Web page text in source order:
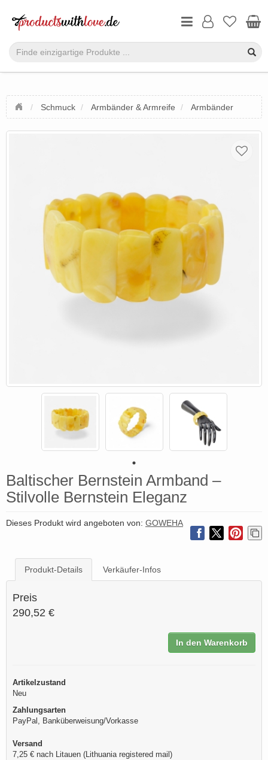
Schmuck Armbänder & Armreife Armbänder
Baltischer Bernstein Armband –
Stilvolle Bernstein Eleganz
Dieses Produkt wird angeboten von: GOWEHA
Produkt-Details Verkäufer-Infos
Preis
290,52 €
In den Warenkorb
Artikelzustand
Neu
Zahlungsarten
PayPal, Banküberweisung/Vorkasse
Versand
7,25 € nach Litauen (Lithuania registered mail)